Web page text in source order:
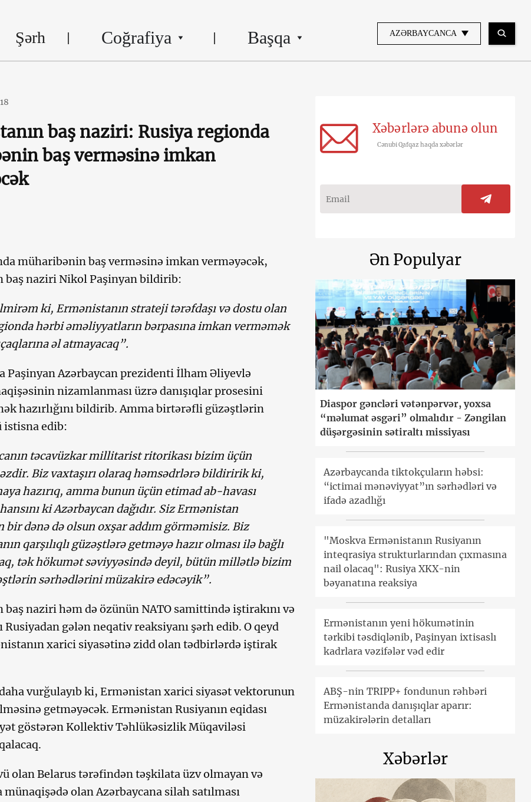
Şərh Coğrafiya Başqa AZƏRBAYCANCA
baş naziri: Rusiya regionda
baş verməsinə imkan
müharibənin baş verməsinə imkan verməyəcək,
baş naziri Nikol Paşinyan bildirib:
ki, Ermənistanın strateji tərəfdaşı və dostu olan
hərbi əməliyyatların bərpasına imkan verməmək
əl atmayacaq”.
Paşinyan Azərbaycan prezidenti İlham Əliyevlə
nizamlanması üzrə danışıqlar prosesini
hazırlığını bildirib. Amma birtərəfli güzəştlərin
edib:
təcavüzkar millitarist ritorikası bizim üçün
Biz vaxtaşırı olaraq həmsədrlərə bildiririk ki,
hazırıq, amma bunun üçün etimad ab-havası
ki Azərbaycan dağıdır. Siz Ermənistan
bir dənə də olsun oxşar addım görməmisiz. Biz
qarşılıqlı güzəştlərə getməyə hazır olması ilə bağlı
tək hökumət səviyyəsində deyil, bütün millətlə bizim
sərhədlərini müzakirə edəcəyik”.
baş naziri həm də özünün NATO samittində iştirakını və
Rusiyadan gələn neqativ reaksiyanı şərh edib. O qeyd
xarici siyasətinə zidd olan tədbirlərdə iştirak
vurğulayıb ki, Ermənistan xarici siyasət vektorunun
getməyəcək. Ermənistan Rusiyanın eqidası
göstərən Kollektiv Təhlükəsizlik Müqaviləsi
olan Belarus tərəfindən təşkilata üzv olmayan və
olan Azərbaycana silah satılması
Xəbərlərə abunə olun
Cənubi Qafqaz haqda xəbərlər
Ən Populyar
Diaspor gəncləri vətənpərvər, yoxsa
“məlumat əsgəri” olmalıdır - Zəngilan
düşərgəsinin sətiraltı missiyası
Azərbaycanda tiktokçuların həbsi:
“ictimai mənəviyyat”ın sərhədləri və
ifadə azadlığı
"Moskva Ermənistanın Rusiyanın
inteqrasiya strukturlarından çıxmasına
nail olacaq": Rusiya XKX-nin
bəyanatına reaksiya
Ermənistanın yeni hökumətinin
tərkibi təsdiqlənib, Paşinyan ixtisaslı
kadrlara vəzifələr vəd edir
ABŞ-nin TRIPP+ fondunun rəhbəri
Ermənistanda danışıqlar aparır:
müzakirələrin detalları
Xəbərlər